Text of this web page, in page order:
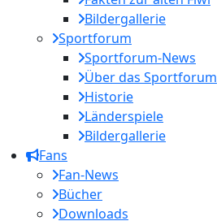
Bildergallerie
Sportforum
Sportforum-News
Über das Sportforum
Historie
Länderspiele
Bildergallerie
Fans
Fan-News
Bücher
Downloads